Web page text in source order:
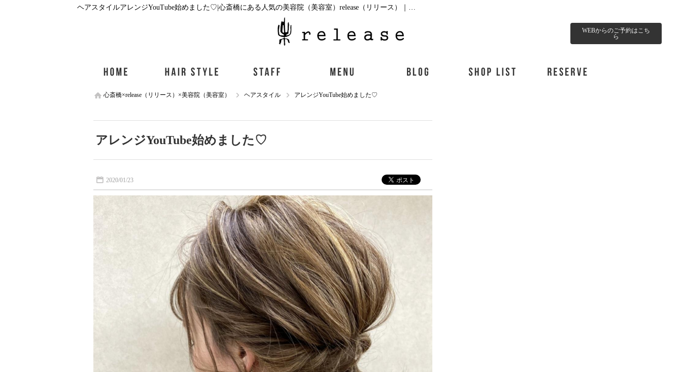
ヘアスタイルアレンジYouTube始めました♡|心斎橋にある人気の美容院（美容室）release（リリース）｜ブログ
WEBからのご予約はこち
ら
心斎橋×release（リリース）×美容院（美容室） ヘアスタイル アレンジYouTube始めました♡
アレンジYouTube始めました♡
2020/01/23